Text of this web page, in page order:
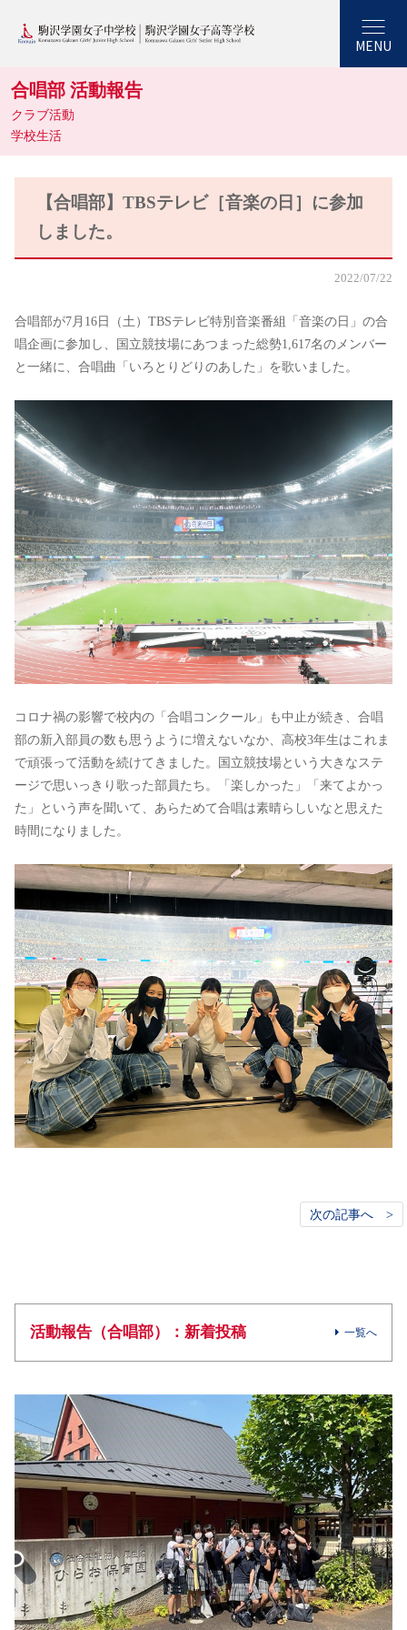
MENU
合唱部 活動報告
クラブ活動
学校生活
【合唱部】TBSテレビ［音楽の日］に参加
しました。
2022/07/22
合唱部が7月16日（土）TBSテレビ特別音楽番組「音楽の日」の合
唱企画に参加し、国立競技場にあつまった総勢1,617名のメンバー
と一緒に、合唱曲「いろとりどりのあした」を歌いました。
コロナ禍の影響で校内の「合唱コンクール」も中止が続き、合唱
部の新入部員の数も思うように増えないなか、高校3年生はこれま
で頑張って活動を続けてきました。国立競技場という大きなステ
ージで思いっきり歌った部員たち。「楽しかった」「来てよかっ
た」という声を聞いて、あらためて合唱は素晴らしいなと思えた
時間になりました。
次の記事へ >
活動報告（合唱部）：新着投稿 一覧へ